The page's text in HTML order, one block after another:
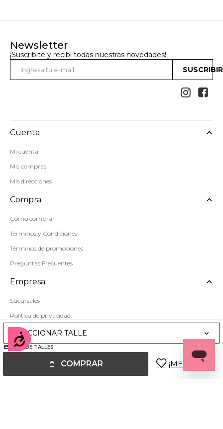
Accesibilidad
SELECCIONAR TALLE
GUÍA DE TALLES
COMPRAR
Newsletter
¡Suscribite y recibí todas nuestras novedades!
 
Cuenta
Mi cuenta
Mis compras
Mis direcciones
Compra
Cómo comprar
Términos y Condiciones
Términos de promociones
Preguntas Frecuentes
Empresa
Sucursales
Política de privacidad
Mapa del sitio